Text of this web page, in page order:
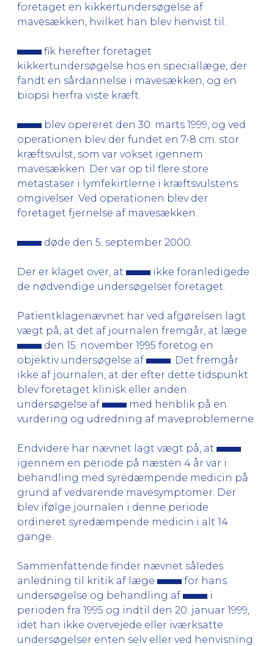
foretaget en kikkertundersøgelse af
mavesækken, hvilket han blev henvist til.
fik herefter foretaget
kikkertundersøgelse hos en speciallæge, der
fandt en sårdannelse i mavesækken, og en
biopsi herfra viste kræft.
blev opereret den 30. marts 1999, og ved
operationen blev der fundet en 7-8 cm. stor
kræftsvulst, som var vokset igennem
mavesækken. Der var op til flere store
metastaser i lymfekirtlerne i kræftsvulstens
omgivelser. Ved operationen blev der
foretaget fjernelse af mavesækken.
døde den 5. september 2000.
Der er klaget over, at
ikke foranledigede
de nødvendige undersøgelser foretaget.
Patientklagenævnet har ved afgørelsen lagt
vægt på, at det af journalen fremgår, at læge
den 15. november 1995 foretog en
objektiv undersøgelse af
. Det fremgår
ikke af journalen, at der efter dette tidspunkt
blev foretaget klinisk eller anden
undersøgelse af
med henblik på en
vurdering og udredning af maveproblemerne.
Endvidere har nævnet lagt vægt på, at
igennem en periode på næsten 4 år var i
behandling med syredæmpende medicin på
grund af vedvarende mavesymptomer. Der
blev ifølge journalen i denne periode
ordineret syredæmpende medicin i alt 14
gange.
Sammenfattende finder nævnet således
anledning til kritik af læge
for hans
undersøgelse og behandling af
i
perioden fra 1995 og indtil den 20. januar 1999,
idet han ikke overvejede eller iværksatte
undersøgelser enten selv eller ved henvisning